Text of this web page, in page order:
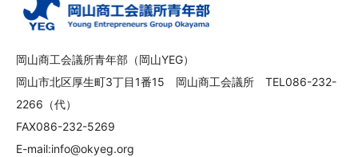
岡山商工会議所青年部（岡山YEG）
岡山市北区厚生町3丁目1番15 岡山商工会議所 TEL086-232-
2266（代）
FAX086-232-5269
E-mail:info@okyeg.org